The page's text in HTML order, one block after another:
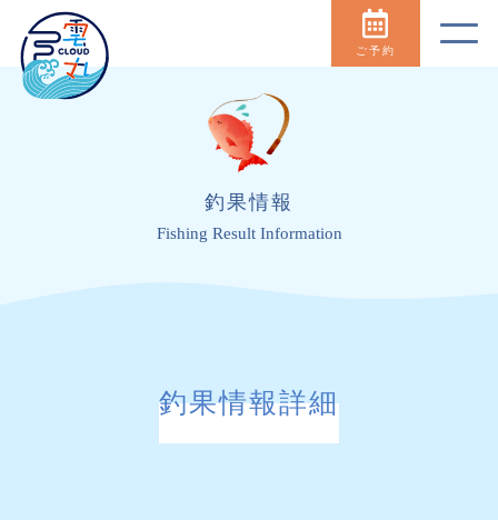
ご予約
釣果情報
Fishing Result Information
釣果情報詳細